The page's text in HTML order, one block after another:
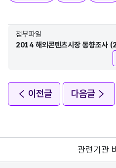
첨부파일
2014 해외콘텐츠시장 동향조사
이전글 다음글
관련기관